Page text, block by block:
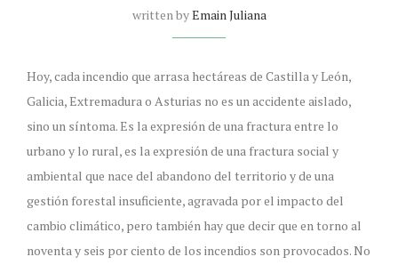
written byEmain Juliana
Hoy, cada incendio que arrasa hectáreas de Castilla y León,
Galicia, Extremadura o Asturias no es un accidente aislado,
sino un síntoma. Es la expresión de una fractura entre lo
urbano y lo rural, es la expresión de una fractura social y
ambiental que nace del abandono del territorio y de una
gestión forestal insuficiente, agravada por el impacto del
cambio climático, pero también hay que decir que en torno al
noventa y seis por ciento de los incendios son provocados. No